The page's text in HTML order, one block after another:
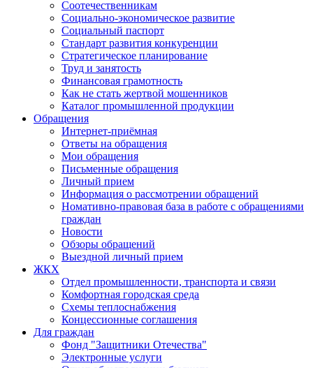
Соотечественникам
Социально-экономическое развитие
Социальный паспорт
Стандарт развития конкуренции
Стратегическое планирование
Труд и занятость
Финансовая грамотность
Как не стать жертвой мошенников
Каталог промышленной продукции
Обращения
Интернет-приёмная
Ответы на обращения
Мои обращения
Письменные обращения
Личный прием
Информация о рассмотрении обращений
Номативно-правовая база в работе с обращениями
граждан
Новости
Обзоры обращений
Выездной личный прием
ЖКХ
Отдел промышленности, транспорта и связи
Комфортная городская среда
Схемы теплоснабжения
Концессионные соглашения
Для граждан
Фонд "Защитники Отечества"
Электронные услуги